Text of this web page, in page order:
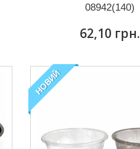
08942(140)
62,10 грн.
НОВИЙ